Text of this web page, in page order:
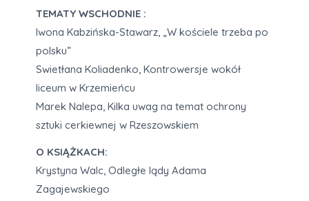
TEMATY WSCHODNIE :
Iwona Kabzińska-Stawarz, „W kościele trzeba po
polsku”
Swietłana Koliadenko, Kontrowersje wokół
liceum w Krzemieńcu
Marek Nalepa, Kilka uwag na temat ochrony
sztuki cerkiewnej w Rzeszowskiem
O KSIĄŻKACH:
Krystyna Walc, Odległe lądy Adama
Zagajewskiego